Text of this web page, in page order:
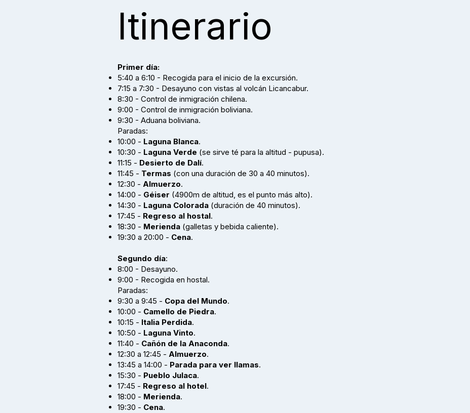
Itinerario
Primer día:
5:40 a 6:10 - Recogida para el inicio de la excursión.
7:15 a 7:30 - Desayuno con vistas al volcán Licancabur.
8:30 - Control de inmigración chilena.
9:00 - Control de inmigración boliviana.
9:30 - Aduana boliviana.
Paradas:
10:00 - Laguna Blanca.
10:30 - Laguna Verde (se sirve té para la altitud - pupusa).
11:15 - Desierto de Dalí.
11:45 - Termas (con una duración de 30 a 40 minutos).
12:30 - Almuerzo.
14:00 - Géiser (4900m de altitud, es el punto más alto).
14:30 - Laguna Colorada (duración de 40 minutos).
17:45 - Regreso al hostal.
18:30 - Merienda (galletas y bebida caliente).
19:30 a 20:00 - Cena.
Segundo día:
8:00 - Desayuno.
9:00 - Recogida en hostal.
Paradas:
9:30 a 9:45 - Copa del Mundo.
10:00 - Camello de Piedra.
10:15 - Italia Perdida.
10:50 - Laguna Vinto.
11:40 - Cañón de la Anaconda.
12:30 a 12:45 - Almuerzo.
13:45 a 14:00 - Parada para ver llamas.
15:30 - Pueblo Julaca.
17:45 - Regreso al hotel.
18:00 - Merienda.
19:30 - Cena.